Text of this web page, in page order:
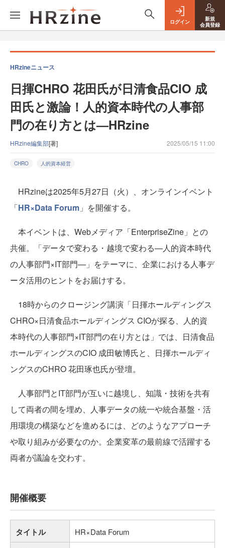
ログイン
新規
会員登録
HRzineニュース
日揮CHRO 花田氏が日清食品CIO 成
田氏と激論！人的資本時代の人事部
門の在り方とは—HRzine
HRzine編集部[著] 2025/05/15 11:00
CHRO 人的資本経営
HRzineは2025年5月27日（火）、オンラインイベント
「HR×Data Forum 」を開催する。
本イベントは、Webメディア「EnterpriseZine」との
共催。「データで変わる・越境で変わる—人的資本時代
の人事部門×IT部門—」をテーマに、企業における人事デ
ータ活用のヒントをお届けする。
18時からのクロージング講演「日揮ホールディングス
CHRO×日清食品ホールディングス CIOが探る、人的資
本時代の人事部門×IT部門の在り方とは」では、日清食品
ホールディングスのCIO 成田敏博氏と、日揮ホールディ
ングスのCHRO 花田琢也氏が登壇。
人事部門とIT部門が互いに越境し、知識・技術を共有
して両者の間を埋め、人事データの統一や統合基盤・活
用環境の構築などを進めるには、どのようなアプローチ
や取り組みが必要なのか。企業変革の最前線で活躍する
両者が議論を交わす。
開催概要
タイトル HR×Data Forum